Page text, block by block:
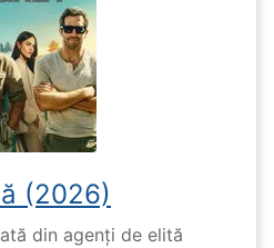
(2026)
din agenți de elită